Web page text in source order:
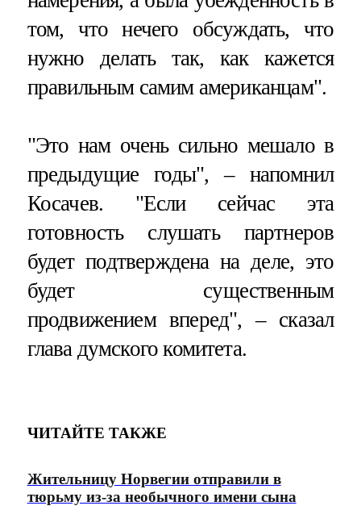
том, что нечего обсуждать, что
нужно делать так, как кажется
правильным самим американцам".
"Это нам очень сильно мешало в
предыдущие годы", – напомнил
Косачев. "Если сейчас эта
готовность слушать партнеров
будет подтверждена на деле, это
будет существенным
продвижением вперед", – сказал
глава думского комитета.
ЧИТАЙТЕ ТАКЖЕ
Жительницу Норвегии отправили в
тюрьму из-за необычного имени сына